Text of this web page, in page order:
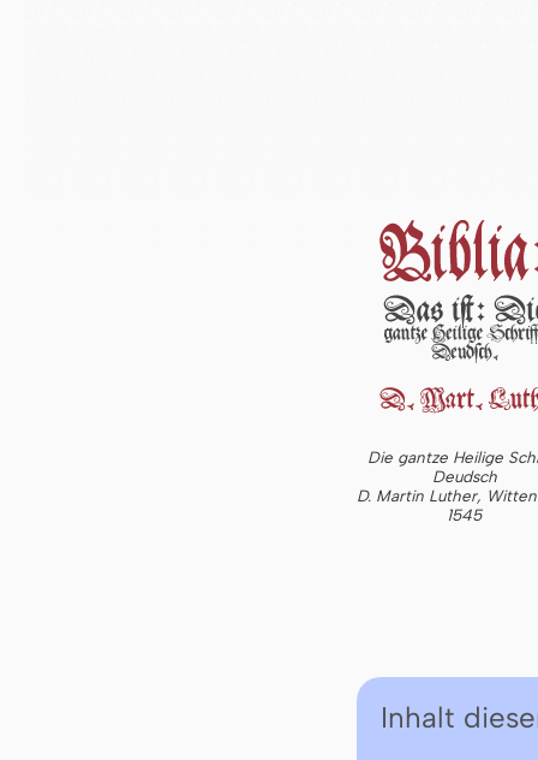
Die gantze Heilige
Deudsch
D. Martin Luther,
1545
Inhalt